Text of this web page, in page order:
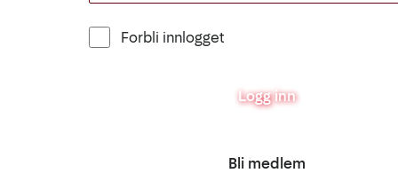
Forbli innlogget
Logg inn
Bli medlem